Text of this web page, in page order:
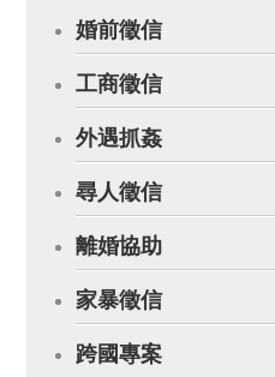
婚前徵信
工商徵信
外遇抓姦
尋人徵信
離婚協助
家暴徵信
跨國專案